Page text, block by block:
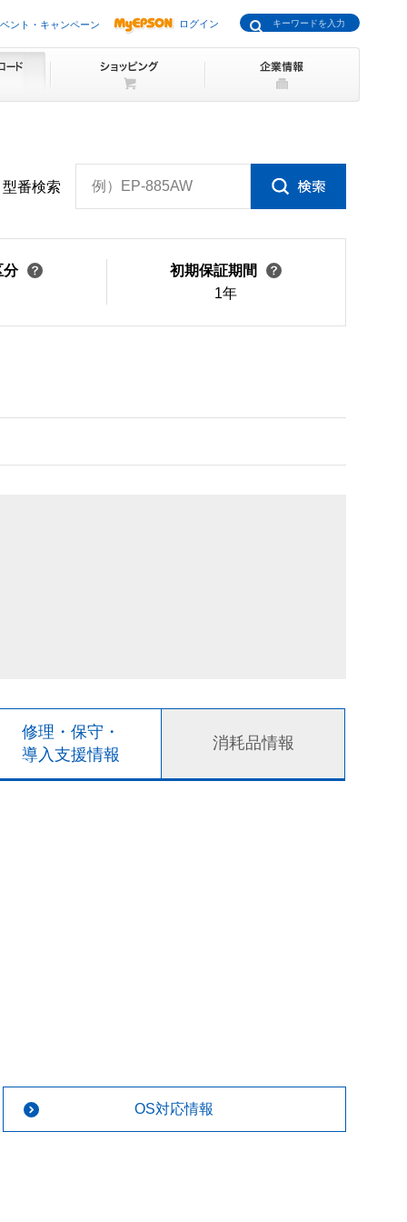
ント・キャンペーン ログイン
型番検索 例）EP-885AW
分
初期保証期間
1年
修理・保守・
導入支援情報
消耗品情報
OS対応情報